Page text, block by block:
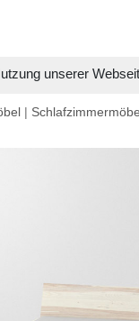
unserer
|